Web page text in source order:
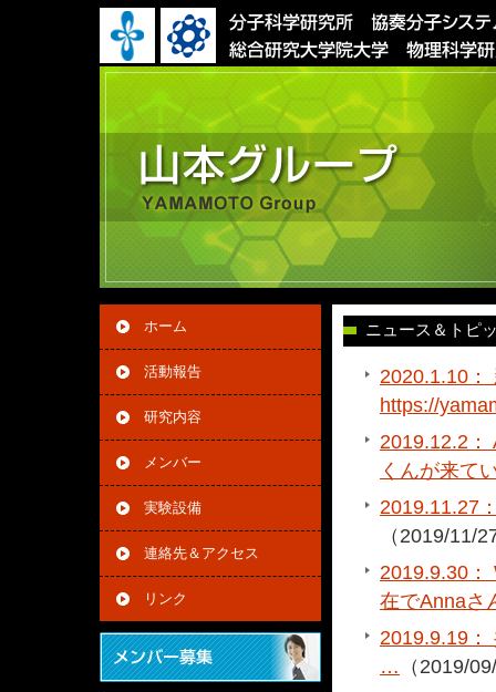
ホーム
活動報告
研究内容
メンバー
実験設備
連絡先＆アクセス
リンク
ニュース＆トピ
2020.1.10
https://
2019.12.2：
くんが来て
2019.11.27
（2019/11/
2019.9.30：
在でAnna
2019.9.19：
… （2019/